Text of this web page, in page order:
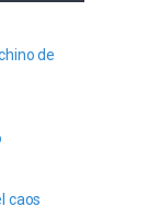
de
caos